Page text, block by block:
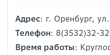
Адрес: г. Оренбург,
Телефон: 8(3532)32-
Время работы: